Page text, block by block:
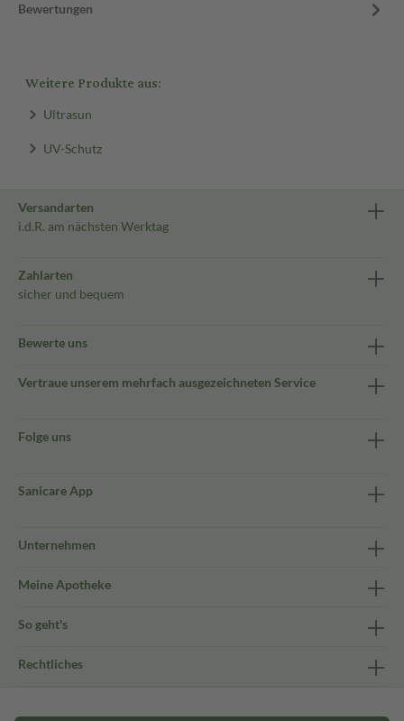
Bewertungen
Weitere Produkte aus:
Ultrasun
UV-Schutz
Versandarten
i.d.R. am nächsten Werktag
Zahlarten
sicher und bequem
Bewerte uns
Vertraue unserem mehrfach ausgezeichneten Service
Folge uns
Sanicare App
Unternehmen
Meine Apotheke
So geht's
Rechtliches